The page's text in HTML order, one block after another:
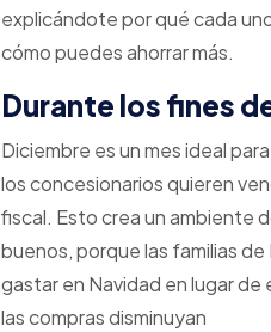
explicándote por qué cada
cómo puedes ahorrar más.
Durante los fines
Diciembre es un mes ideal
los concesionarios quieren
fiscal. Esto crea un ambiente
buenos, porque las familias
gastar en Navidad en lugar de
las compras disminuyan